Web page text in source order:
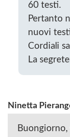
60 testi.
Pertanto
nuovi
Cordiali
La
Ninetta
Buongiorno,